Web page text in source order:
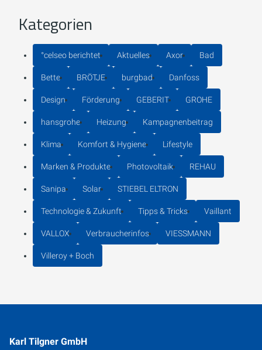
Kategorien
°celseo berichtet Aktuelles Axor Bad
Bette BRÖTJE burgbad Danfoss
Design Förderung GEBERIT GROHE
hansgrohe Heizung Kampagnenbeitrag
Klima Komfort & Hygiene Lifestyle
Marken & Produkte Photovoltaik REHAU
Sanipa Solar STIEBEL ELTRON
Technologie & Zukunft Tipps & Tricks Vaillant
VALLOX Verbraucherinfos VIESSMANN
Villeroy + Boch
Karl Tilgner GmbH